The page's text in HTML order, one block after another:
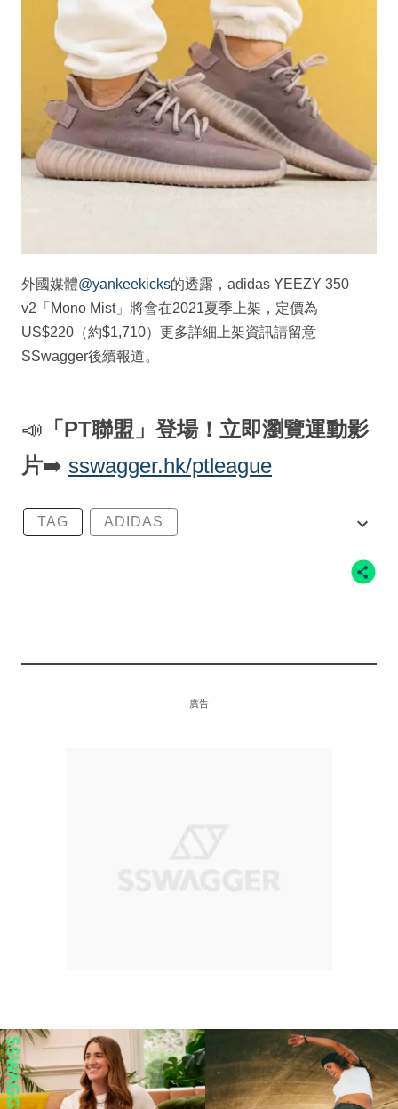
外國媒體@yankeekicks的透露，adidas YEEZY 350
v2「Mono Mist」將會在2021夏季上架，定價為
US$220（約$1,710）更多詳細上架資訊請留意
SSwagger後續報道。
📣 「PT聯盟」登場！立即瀏覽運動影
片➡️ sswagger.hk/ptleague
TAG ADIDAS
廣告